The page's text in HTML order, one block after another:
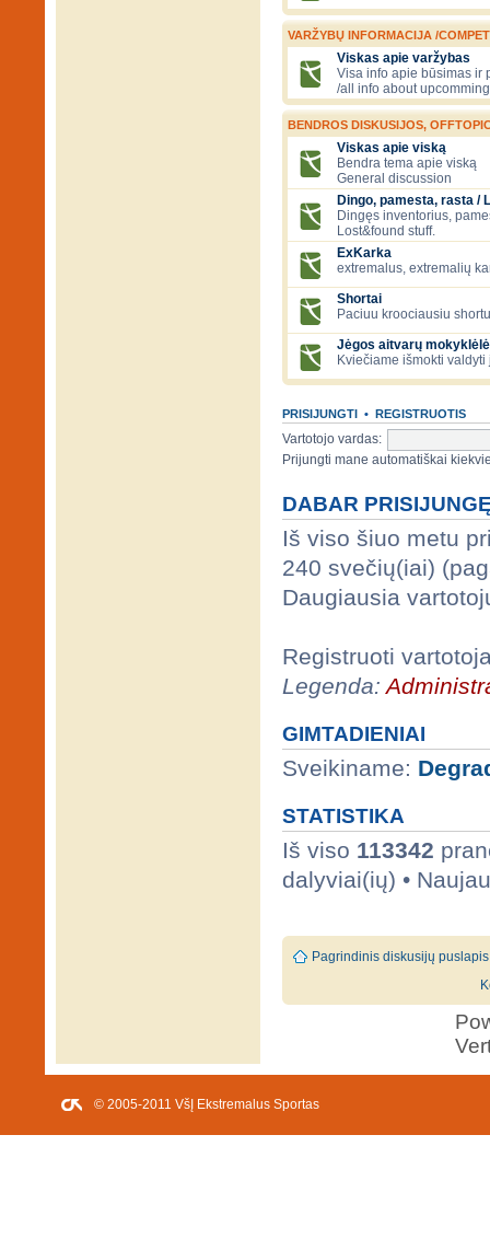
VARŽYBŲ INFORMACIJA /
Viskas apie varžybas
Visa info apie būsimas ir
/all info about
BENDROS DISKUSIJOS,
Viskas apie viską
Bendra tema apie viską
General discussion
Dingo, pamesta, rasta /
Dingęs inventorius,
Lost&found stuff.
ExKarka
extremalus, extremalių
Shortai
Paciuu kroociausiu
Jėgos aitvarų mokyklėlė
Kviečiame išmokti
PRISIJUNGTI • REGISTRUOTIS
Vartotojo vardas:
Prijungti mane automatiškai
DABAR
Iš viso šiuo metu
240 svečių(iai)
Daugiausia
Registruoti
Legenda:
GIMTADIENIAI
Sveikiname:
STATISTIKA
Iš viso 113342
dalyviai(ių) •
Pagrindinis diskusijų puslapis
© 2005-2011 VšĮ Ekstremalus Sportas